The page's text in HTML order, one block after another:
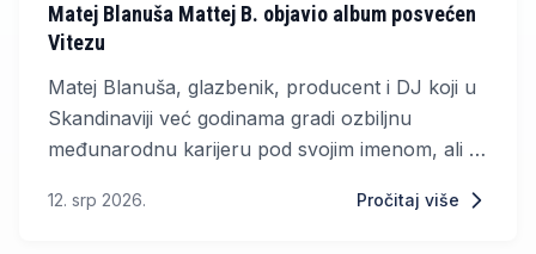
Matej Blanuša Mattej B. objavio album posvećen
Vitezu
Matej Blanuša, glazbenik, producent i DJ koji u
Skandinaviji već godinama gradi ozbiljnu
međunarodnu karijeru pod svojim imenom, ali i
"Vitez, moj grad".
12. srp 2026. Pročitaj više